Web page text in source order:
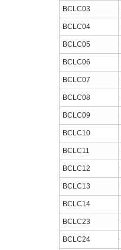
BCLC03
BCLC04
BCLC05
BCLC06
BCLC07
BCLC08
BCLC09
BCLC10
BCLC11
BCLC12
BCLC13
BCLC14
BCLC23
BCLC24